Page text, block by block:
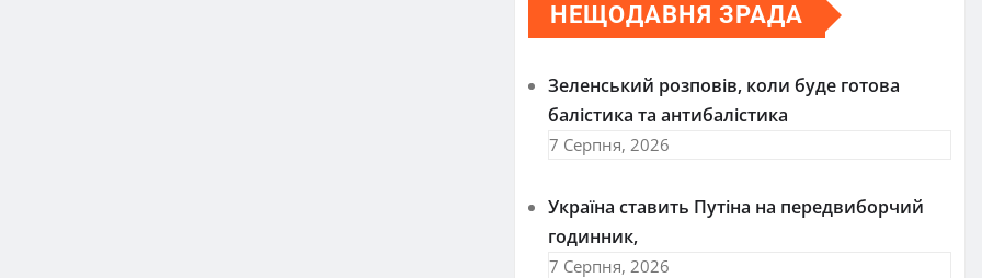
НЕЩОДАВНЯ ЗРАДА
Зеленський розповів, коли буде готова
балістика та антибалістика
7 Серпня, 2026
Україна ставить Путіна на передвиборчий
годинник,
7 Серпня, 2026